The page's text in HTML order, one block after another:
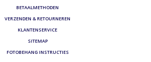
BETAALMETHODEN
VERZENDEN & RETOURNEREN
KLANTENSERVICE
SITEMAP
FOTOBEHANG INSTRUCTIES